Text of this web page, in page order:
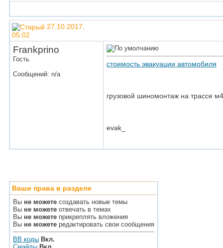
27.10.2017,
05:02
Frankprino
Гость
Сообщений: n/a
стоимость эвакуации автомобиля
грузовой шиномонтаж на трассе м4
evak_
Ваши права в разделе
Вы не можете создавать новые темы
Вы не можете отвечать в темах
Вы не можете прикреплять вложения
Вы не можете редактировать свои сообщения
BB коды Вкл.